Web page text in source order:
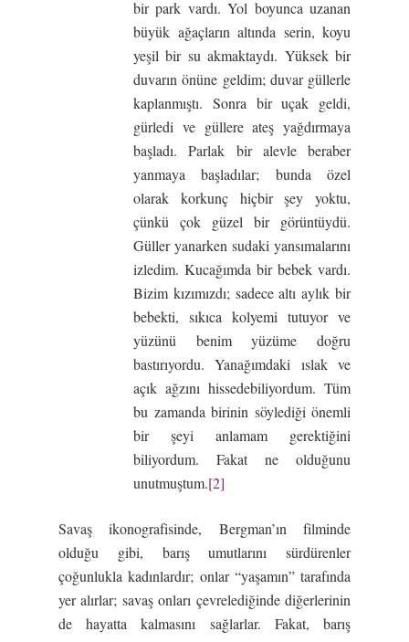
bir park vardı. Yol boyunca uzanan
büyük ağaçların altında serin, koyu
yeşil bir su akmaktaydı. Yüksek bir
duvarın önüne geldim; duvar güllerle
kaplanmıştı. Sonra bir uçak geldi,
gürledi ve güllere ateş yağdırmaya
başladı. Parlak bir alevle beraber
yanmaya başladılar; bunda özel
olarak korkunç hiçbir şey yoktu,
çünkü çok güzel bir görüntüydü.
Güller yanarken sudaki yansımalarını
izledim. Kucağımda bir bebek vardı.
Bizim kızımızdı; sadece altı aylık bir
bebekti, sıkıca kolyemi tutuyor ve
yüzünü benim yüzüme doğru
bastırıyordu. Yanağımdaki ıslak ve
açık ağzını hissedebiliyordum. Tüm
bu zamanda birinin söylediği önemli
bir şeyi anlamam gerektiğini
biliyordum. Fakat ne olduğunu
unutmuştum.[2]
Savaş ikonografisinde, Bergman’ın filminde
olduğu gibi, barış umutlarını sürdürenler
çoğunlukla kadınlardır; onlar “yaşamın” tarafında
yer alırlar; savaş onları çevrelediğinde diğerlerinin
de hayatta kalmasını sağlarlar. Fakat, barış